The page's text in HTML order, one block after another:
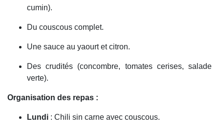
cumin).
Du couscous complet.
Une sauce au yaourt et citron.
Des crudités (concombre, tomates cerises, salade
verte).
Organisation des repas :
Lundi : Chili sin carne avec couscous.